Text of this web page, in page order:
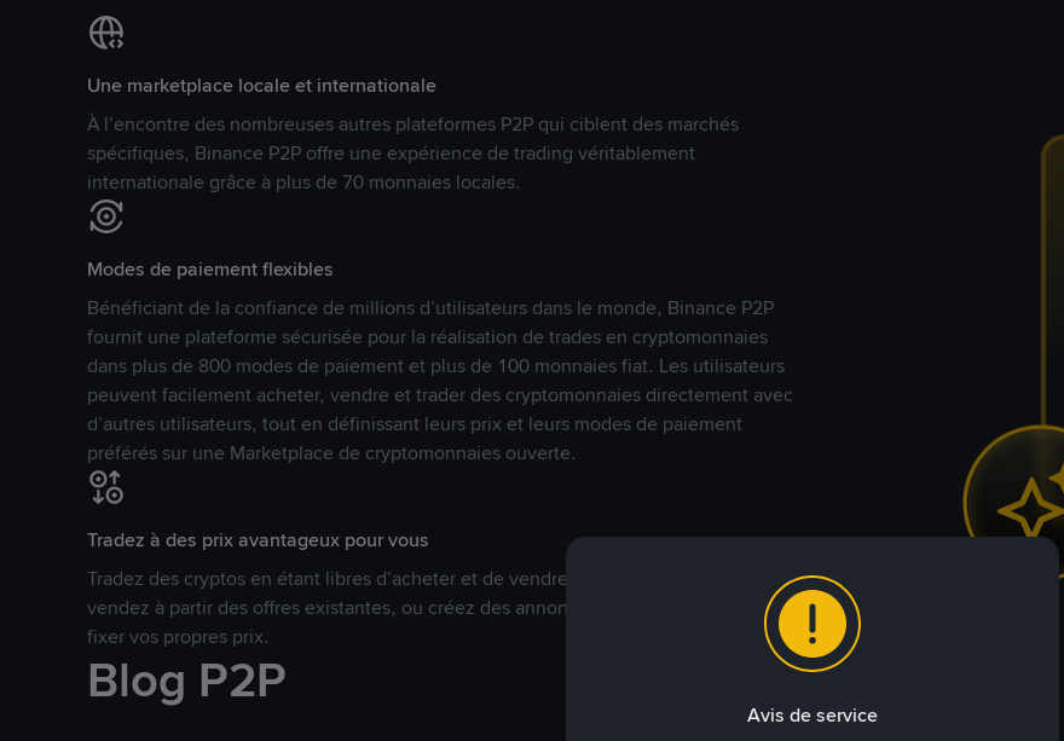
Une marketplace locale et internationale
À l’encontre des nombreuses autres plateformes P2P qui ciblent des marchés
spécifiques, Binance P2P offre une expérience de trading véritablement
internationale grâce à plus de 70 monnaies locales.
Modes de paiement flexibles
Bénéficiant de la confiance de millions d’utilisateurs dans le monde, Binance P2P
fournit une plateforme sécurisée pour la réalisation de trades en cryptomonnaies
dans plus de 800 modes de paiement et plus de 100 monnaies fiat. Les utilisateurs
peuvent facilement acheter, vendre et trader des cryptomonnaies directement avec
d’autres utilisateurs, tout en définissant leurs prix et leurs modes de paiement
préférés sur une Marketplace de cryptomonnaies ouverte.
Tradez à des prix avantageux pour vous
Tradez des cryptos en étant libres d’acheter et de vendre à votre prix. Achetez ou
vendez à partir des offres existantes, ou créez des annonces commerciales pour
fixer vos propres prix.
Blog P2P
Avis de service